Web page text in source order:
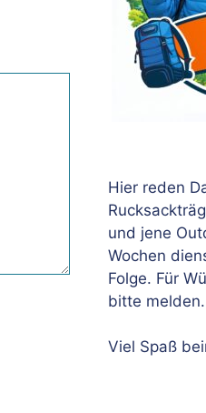
Hier reden
und jene
Wochen
Folge. Für
bitte melden.
Viel Spaß